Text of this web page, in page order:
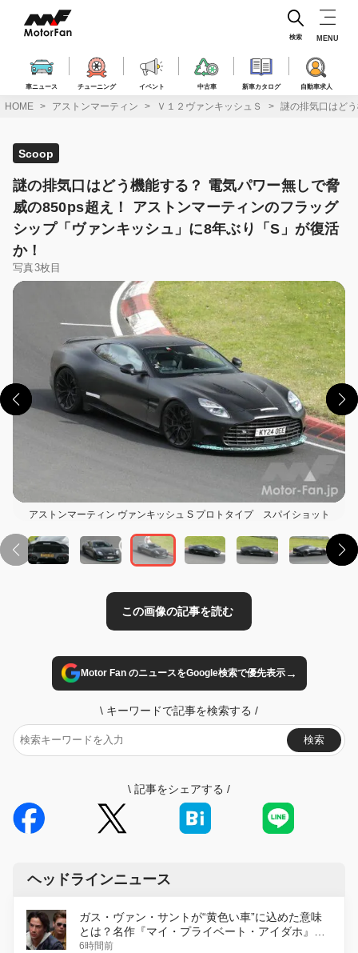
ス
車ニュース チューニング イベント 中古車 新車カタログ 自動車求人
検索 MENU
HOME アストンマーティン Ｖ１２ヴァンキッシュＳ 謎の排気口はど
Scoop
謎の排気口はどう機能する？ 電気パワー無しで脅
威の850ps超え！ アストンマーティンのフラッグ
シップ「ヴァンキッシュ」に8年ぶり「S」が復活
か！
写真3枚目
アストンマーティン ヴァンキッシュ S プロトタイプ スパイショット
この画像の記事を読む
Motor Fan のニュースをGoogle検索で優先表示→
\ キーワードで記事を検索する /
検索
\ 記事をシェアする /
ヘッドラインニュース
ガス・ヴァン・サントが“黄色い車”に込めた意味
とは？名作『マイ・プライベート・アイダホ』が
初のデジタルリマスター版で復活
6時間前